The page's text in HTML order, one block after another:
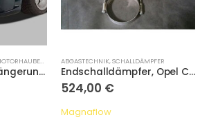
Motorhaubenverlängerung, Opel Astra F
ABGASTECHNIK,SCHALLDÄMPFER
Endschalldämpfer, Opel Corsa B
524,00 €
Magnaflow